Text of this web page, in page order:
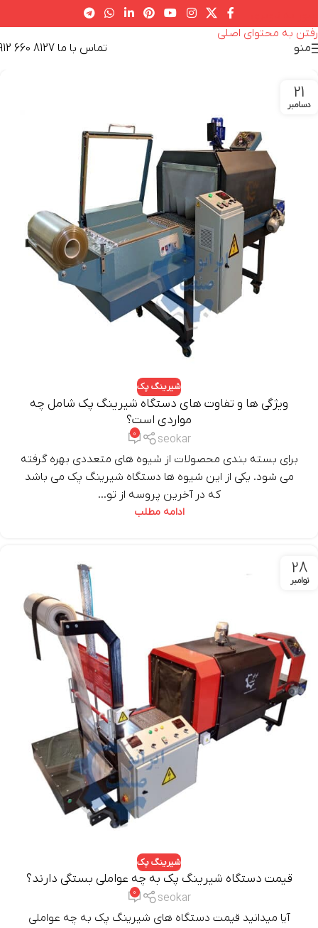
رفتن به محتوای اصلی
منو
تماس با ما 8127 660 0912
21
دسامبر
شیرینگ پک
ویژگی ها و تفاوت های دستگاه شیرینگ پک شامل چه
مواردی است؟
seokar
0
برای بسته بندی محصولات از شیوه های متعددی بهره گرفته
می شود. یکی از این شیوه ها دستگاه شیرینگ پک می باشد
که در آخرین پروسه از تو...
ادامه مطلب
28
نوامبر
شیرینگ پک
قیمت دستگاه شیرینگ پک به چه عواملی بستگی دارند؟
seokar
0
آیا میدانید قیمت دستگاه های شیرینگ پک به چه عواملی